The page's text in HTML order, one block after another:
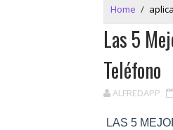
Home /
Las 5
Teléfono
ALFREDAPP
LAS 5